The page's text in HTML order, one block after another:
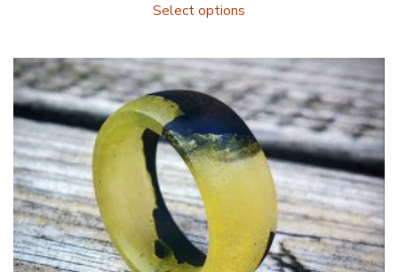
Select options